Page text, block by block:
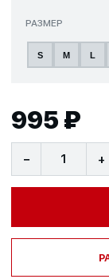
РАЗМЕР
S M L
995 ₽
− +